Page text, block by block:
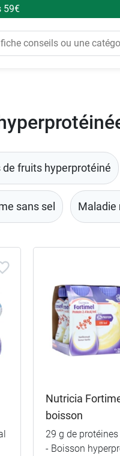
59€
de fruits hyperprotéiné
sans sel Maladie
Nutricia
boisson
29 g de
- Boisson